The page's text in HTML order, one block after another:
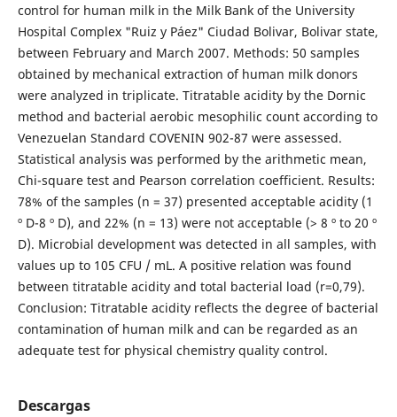
control for human milk in the Milk Bank of the University
Hospital Complex "Ruiz y Páez" Ciudad Bolivar, Bolivar state,
between February and March 2007. Methods: 50 samples
obtained by mechanical extraction of human milk donors
were analyzed in triplicate. Titratable acidity by the Dornic
method and bacterial aerobic mesophilic count according to
Venezuelan Standard COVENIN 902-87 were assessed.
Statistical analysis was performed by the arithmetic mean,
Chi-square test and Pearson correlation coefficient. Results:
78% of the samples (n = 37) presented acceptable acidity (1
º D-8 º D), and 22% (n = 13) were not acceptable (> 8 º to 20 º
D). Microbial development was detected in all samples, with
values up to 105 CFU / mL. A positive relation was found
between titratable acidity and total bacterial load (r=0,79).
Conclusion: Titratable acidity reflects the degree of bacterial
contamination of human milk and can be regarded as an
adequate test for physical chemistry quality control.
Descargas